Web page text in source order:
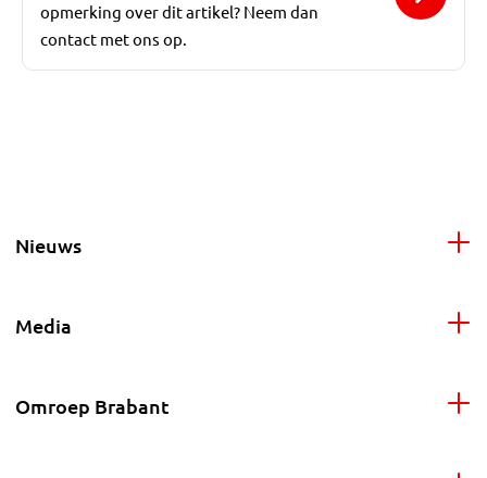
opmerking over dit artikel? Neem dan
contact met ons op.
Nieuws
Media
Omroep Brabant